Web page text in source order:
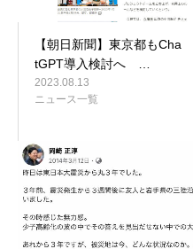
【朝日新聞】東京都もCha
tGPT導入検討へ …
2023.08.13
ニュース一覧